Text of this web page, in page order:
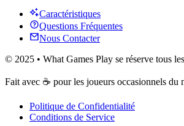
Caractéristiques
Questions Fréquentes
Nous Contacter
© 2025 • What Games Play se réserve tous
Fait avec ☕️ pour les joueurs occasionnels du
Politique de Confidentialité
Conditions de Service